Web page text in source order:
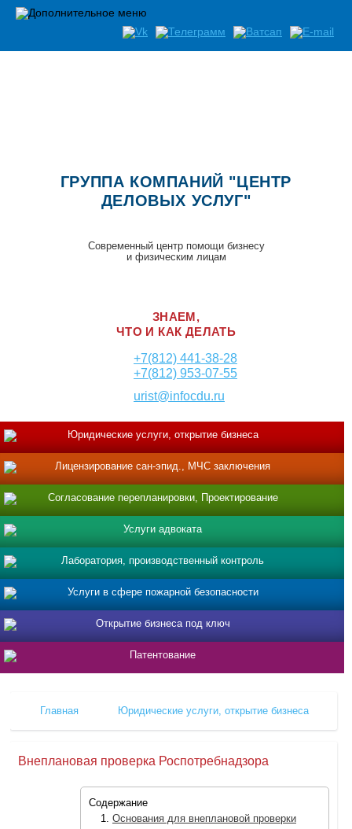
ГРУППА КОМПАНИЙ "ЦЕНТР
ДЕЛОВЫХ УСЛУГ"
Современный центр помощи бизнесу
и физическим лицам
ЗНАЕМ,
ЧТО И КАК ДЕЛАТЬ
+7(812) 441-38-28
+7(812) 953-07-55
urist@infocdu.ru
Юридические услуги, открытие бизнеса
Лицензирование сан-эпид., МЧС заключения
Согласование перепланировки, Проектирование
Услуги адвоката
Лаборатория, производственный контроль
Услуги в сфере пожарной безопасности
Открытие бизнеса под ключ
Патентование
Главная Юридические услуги, открытие бизнеса
Внеплановая проверка Роспотребнадзора
Содержание
Основания для внеплановой проверки